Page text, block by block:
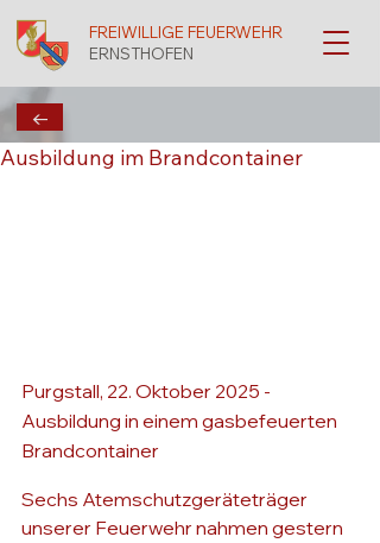
FREIWILLIGE FEUERWEHR
ERNSTHOFEN
Ausbildung im Brandcontainer
Purgstall, 22. Oktober 2025 -
Ausbildung in einem gasbefeuerten
Brandcontainer
Sechs Atemschutzgeräteträger
unserer Feuerwehr nahmen gestern
←